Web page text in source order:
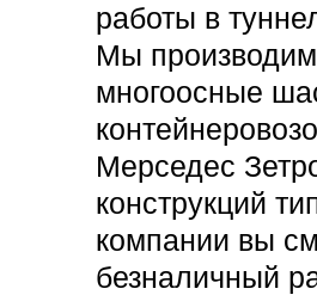
работы в
Мы
многоосные
Мерседес
конструкций
компании вы
безналичный